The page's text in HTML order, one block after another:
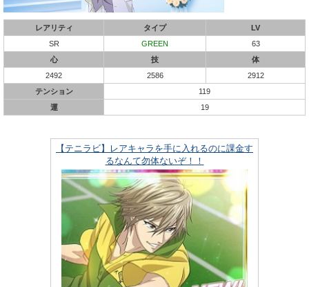
レアリティ タイプ
LV
SR
GREEN
63
心
技
体
2492
2586
2912
テンション
119
運
19
【テニラビ】レアキャラを手に入れるのに課金す
るなんて勿体ないぞ！！